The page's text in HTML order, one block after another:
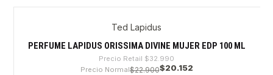
Ted Lapidus
PERFUME LAPIDUS ORISSIMA DIVINE MUJER EDP 100 ML
Precio Retail $32.990
Precio Normal$22.900$20.152